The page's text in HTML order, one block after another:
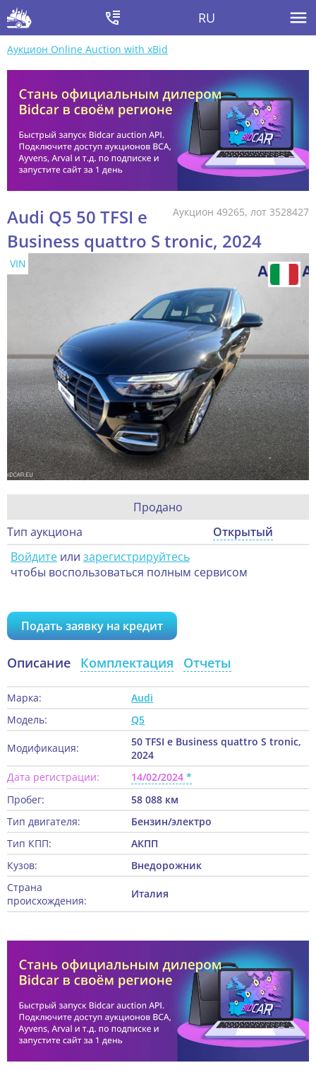
RU
Аукцион Online Auction with xBid
Аукцион 49265, лот 3528427
Audi Q5 50 TFSI e
Business quattro S tronic, 2024
VIN
Продано
Тип аукциона
Открытый
Войдите или зарегистрируйтесь
чтобы воспользоваться полным сервисом
Подать заявку на кредит
Описание Комплектация Отчеты
Марка:
Audi
Модель:
Q5
Модификация:
50 TFSI e Business quattro S tronic,
2024
Дата регистрации:
14/02/2024
Пробег:
58 088 км
Тип двигателя:
Бензин/электро
Тип КПП:
АКПП
Кузов:
Внедорожник
Страна
происхождения:
Италия